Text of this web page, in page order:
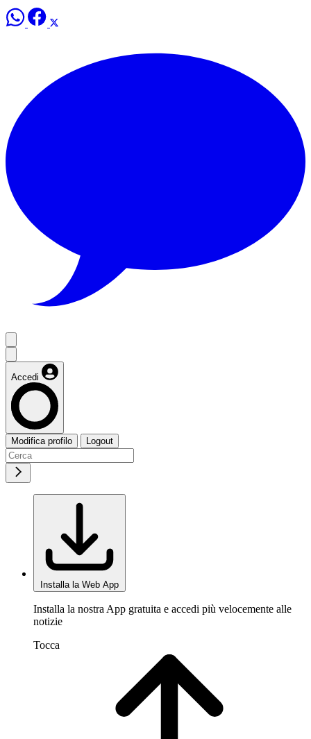
Accedi
Modifica profilo Logout
Installa la Web App
Installa la nostra App gratuita e accedi più velocemente alle
notizie
Tocca